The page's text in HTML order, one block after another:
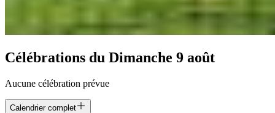
Célébrations du Dimanche 9 août
Aucune célébration prévue
Calendrier complet